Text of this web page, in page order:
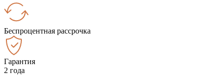
Беспроцентная рассрочка
Гарантия
2 года